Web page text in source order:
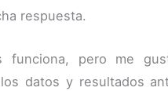
respuesta.
funciona, pero me
datos y resultados